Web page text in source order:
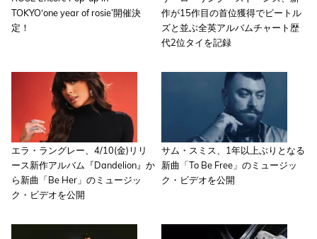
TOKYO‘one year of rosie’開催決
定！
作が15作目の首位獲得でビートル
ズと並ぶ全英アルバムチャート歴
代2位タイを記録
エラ・ラングレー、4/10(金)リリ
ース新作アルバム『Dandelion』か
ら新曲「Be Her」のミュージッ
ク・ビデオを公開
サム・スミス、1年以上ぶりとなる
新曲「To Be Free」のミュージッ
ク・ビデオを公開